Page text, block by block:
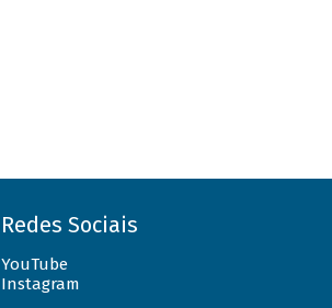
Redes Sociais
YouTube
Instagram